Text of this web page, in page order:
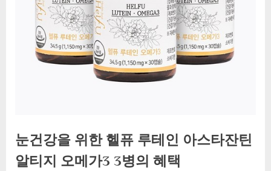
눈건강을 위한 헬퓨 루테인 아스타잔틴
알티지 오메가3 3병의 혜택